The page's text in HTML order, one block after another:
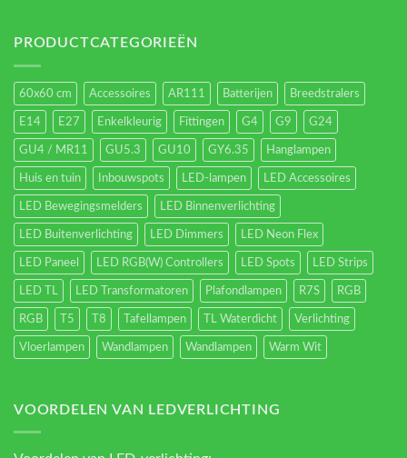
energieverbruik.
PRODUCTCATEGORIEËN
60x60 cm Accessoires AR111 Batterijen Breedstralers
E14 E27 Enkelkleurig Fittingen G4 G9 G24
GU4 / MR11 GU5.3 GU10 GY6.35 Hanglampen
Huis en tuin Inbouwspots LED-lampen LED Accessoires
LED Bewegingsmelders LED Binnenverlichting
LED Buitenverlichting LED Dimmers LED Neon Flex
LED Paneel LED RGB(W) Controllers LED Spots LED Strips
LED TL LED Transformatoren Plafondlampen R7S RGB
RGB T5 T8 Tafellampen TL Waterdicht Verlichting
Vloerlampen Wandlampen Wandlampen Warm Wit
VOORDELEN VAN LEDVERLICHTING